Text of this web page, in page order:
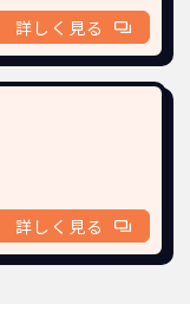
詳しく見る
詳しく見る